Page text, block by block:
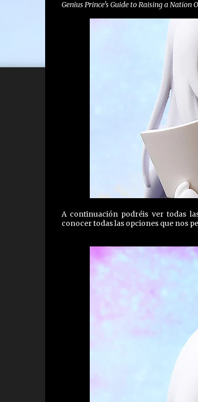
Genius Prince's Guide to Raising a Nation
A continuación podréis ver todas
conocer todas las opciones que nos